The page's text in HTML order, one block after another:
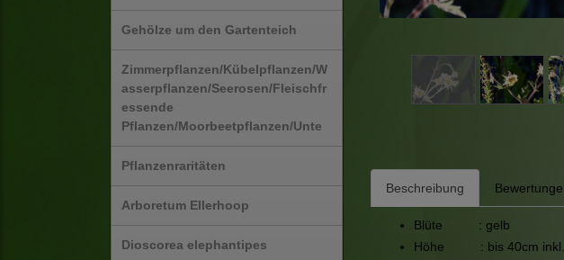
Gehölze um den Gartenteich
Zimmerpflanzen/Kübelpflanzen/W
asserpflanzen/Seerosen/Fleischfr
essende
Pflanzen/Moorbeetpflanzen/Unte
Pflanzenraritäten
Arboretum Ellerhoop
Dioscorea elephantipes
Beschreibung
Blüte : gelb
Höhe : bis 40cm inkl.